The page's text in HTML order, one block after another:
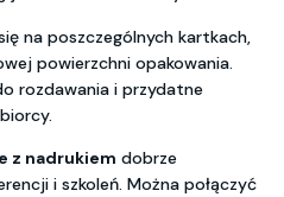
na poszczególnych kartkach,
powierzchni opakowania.
rozdawania i przydatne
z nadrukiem dobrze
i szkoleń. Można połączyć